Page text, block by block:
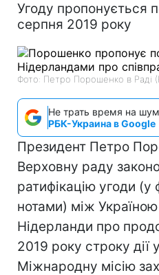
Угоду пропонується
серпня 2019 року
Фото: Петро Порошенко в Раді
Не трать время на
РБК-Украина в Google
Президент Петро
Верховну раду
ратифікацію угоди (у
нотами) між
Нідерланди про
2019 року строку дії
Міжнародну місію